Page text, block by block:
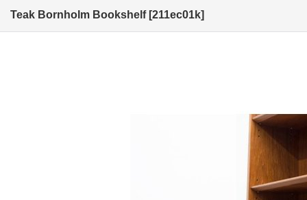
Teak Bornholm Bookshelf [211ec01k]